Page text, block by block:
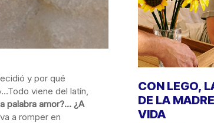
y por qué
viene del latín,
palabra amor?… ¿A
a romper en
CON LEGO,
DE LA
VIDA